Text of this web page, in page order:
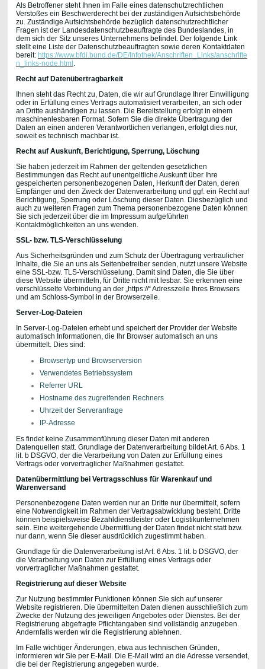
Als Betroffener steht Ihnen im Falle eines datenschutzrechtlichen
Verstoßes ein Beschwerderecht bei der zuständigen Aufsichtsbehörde
zu. Zuständige Aufsichtsbehörde bezüglich datenschutzrechtlicher
Fragen ist der Landesdatenschutzbeauftragte des Bundeslandes, in
dem sich der Sitz unseres Unternehmens befindet. Der folgende Link
stellt eine Liste der Datenschutzbeauftragten sowie deren Kontaktdaten
bereit: https://www.bfdi.bund.de/DE/Infothek/Anschriften_Links/anschrifte
n_links-node.html
Recht auf Datenübertragbarkeit
Ihnen steht das Recht zu, Daten, die wir auf Grundlage Ihrer Einwilligung
oder in Erfüllung eines Vertrags automatisiert verarbeiten, an sich oder
an Dritte aushändigen zu lassen. Die Bereitstellung erfolgt in einem
maschinenlesbaren Format. Sofern Sie die direkte Übertragung der
Daten an einen anderen Verantwortlichen verlangen, erfolgt dies nur,
soweit es technisch machbar ist.
Recht auf Auskunft, Berichtigung, Sperrung, Löschung
Sie haben jederzeit im Rahmen der geltenden gesetzlichen
Bestimmungen das Recht auf unentgeltliche Auskunft über Ihre
gespeicherten personenbezogenen Daten, Herkunft der Daten, deren
Empfänger und den Zweck der Datenverarbeitung und ggf. ein Recht auf
Berichtigung, Sperrung oder Löschung dieser Daten. Diesbezüglich und
auch zu weiteren Fragen zum Thema personenbezogene Daten können
Sie sich jederzeit über die im Impressum aufgeführten
Kontaktmöglichkeiten an uns wenden.
SSL- bzw. TLS-Verschlüsselung
Aus Sicherheitsgründen und zum Schutz der Übertragung vertraulicher
Inhalte, die Sie an uns als Seitenbetreiber senden, nutzt unsere Website
eine SSL-bzw. TLS-Verschlüsselung. Damit sind Daten, die Sie über
diese Website übermitteln, für Dritte nicht mit lesbar. Sie erkennen eine
verschlüsselte Verbindung an der „https://“ Adresszeile Ihres Browsers
und am Schloss-Symbol in der Browserzeile.
Server-Log-Dateien
In Server-Log-Dateien erhebt und speichert der Provider der Website
automatisch Informationen, die Ihr Browser automatisch an uns
übermittelt. Dies sind:
Browsertyp und Browserversion
Verwendetes Betriebssystem
Referrer URL
Hostname des zugreifenden Rechners
Uhrzeit der Serveranfrage
IP-Adresse
Es findet keine Zusammenführung dieser Daten mit anderen
Datenquellen statt. Grundlage der Datenverarbeitung bildet Art. 6 Abs. 1
lit. b DSGVO, der die Verarbeitung von Daten zur Erfüllung eines
Vertrags oder vorvertraglicher Maßnahmen gestattet.
Datenübermittlung bei Vertragsschluss für Warenkauf und
Warenversand
Personenbezogene Daten werden nur an Dritte nur übermittelt, sofern
eine Notwendigkeit im Rahmen der Vertragsabwicklung besteht. Dritte
können beispielsweise Bezahldienstleister oder Logistikunternehmen
sein. Eine weitergehende Übermittlung der Daten findet nicht statt bzw.
nur dann, wenn Sie dieser ausdrücklich zugestimmt haben.
Grundlage für die Datenverarbeitung ist Art. 6 Abs. 1 lit. b DSGVO, der
die Verarbeitung von Daten zur Erfüllung eines Vertrags oder
vorvertraglicher Maßnahmen gestattet.
Registrierung auf dieser Website
Zur Nutzung bestimmter Funktionen können Sie sich auf unserer
Website registrieren. Die übermittelten Daten dienen ausschließlich zum
Zwecke der Nutzung des jeweiligen Angebotes oder Dienstes. Bei der
Registrierung abgefragte Pflichtangaben sind vollständig anzugeben.
Andernfalls werden wir die Registrierung ablehnen.
Im Falle wichtiger Änderungen, etwa aus technischen Gründen,
informieren wir Sie per E-Mail. Die E-Mail wird an die Adresse versendet,
die bei der Registrierung angegeben wurde.